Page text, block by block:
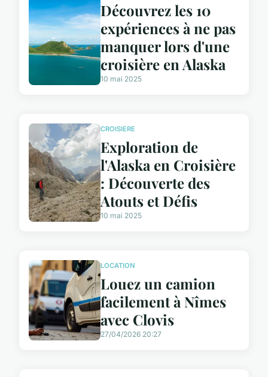
Découvrez les 10
expériences à ne pas
manquer lors d'une
croisière en Alaska
10 mai 2025
CROISIERE
Exploration de
l'Alaska en Croisière
: Découverte des
Atouts et Défis
10 mai 2025
LOCATION
Louez un camion
facilement à Nîmes
avec Clovis
27/04/2026 20:27